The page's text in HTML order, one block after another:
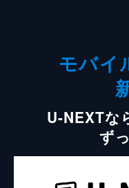
モバイ
U-NEXTな
ず